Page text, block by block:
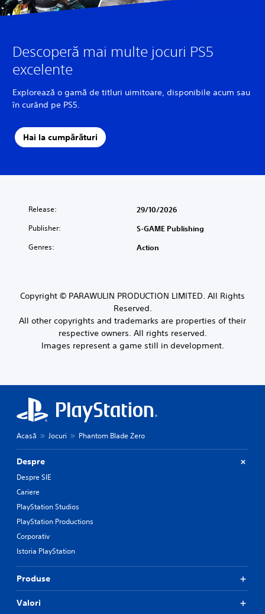
Descoperă mai multe jocuri PS5
excelente
Explorează o gamă de titluri uimitoare, disponibile acum sau
în curând pe PS5.
Hai la cumpărături
Release: 29/10/2026
Publisher: S-GAME Publishing
Genres: Action
Copyright © PARAWULIN PRODUCTION LIMITED. All Rights
Reserved.
All other copyrights and trademarks are properties of their
respective owners. All rights reserved.
Images represent a game still in development.
Acasă Jocuri Phantom Blade Zero
Despre
Despre SIE
Cariere
PlayStation Studios
PlayStation Productions
Corporativ
Istoria PlayStation
Produse
Valori